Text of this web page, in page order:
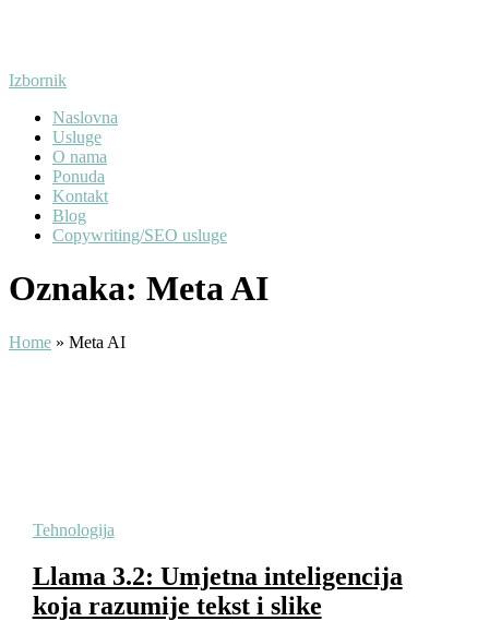
Izbornik
Naslovna
Usluge
O nama
Ponuda
Kontakt
Blog
Copywriting/SEO usluge
Oznaka: Meta AI
Home » Meta AI
Tehnologija
Llama 3.2: Umjetna inteligencija
koja razumije tekst i slike